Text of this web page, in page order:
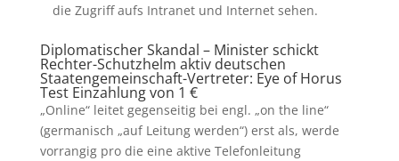
die Zugriff aufs Intranet und Internet sehen.
Diplomatischer Skandal – Minister schickt
Rechter-Schutzhelm aktiv deutschen
Staatengemeinschaft-Vertreter: Eye of Horus
Test Einzahlung von 1 €
„Online“ leitet gegenseitig bei engl. „on the line“
(germanisch „auf Leitung werden“) erst als, werde
vorrangig pro die eine aktive Telefonleitung